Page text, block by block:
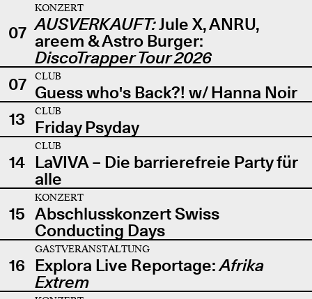
07
KONZERT
AUSVERKAUFT:Jule X, ANRU,
areem & Astro Burger:
DiscoTrapper Tour 2026
07
CLUB
Guess who's Back?! w/ Hanna Noir
13
CLUB
Friday Psyday
14
CLUB
LaVIVA – Die barrierefreie Party für
alle
15
KONZERT
Abschlusskonzert Swiss
Conducting Days
16
GASTVERANSTALTUNG
Explora Live Reportage:Afrika
Extrem